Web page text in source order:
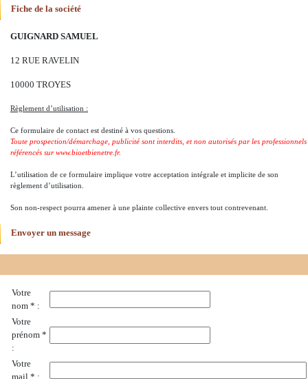
Fiche de la société
GUIGNARD SAMUEL
12 RUE RAVELIN
10000 TROYES
Règlement d’utilisation :
Ce formulaire de contact est destiné à vos questions.
Toute prospection/démarchage, publicité sont interdits, et non autorisés par les professionnels
référencés sur www.bioetbienetre.fr.
L’utilisation de ce formulaire implique votre acceptation intégrale et implicite de son
règlement d’utilisation.
Son non-respect pourra amener à une plainte collective envers tout contrevenant.
Envoyer un message
Votre
nom * :
Votre
prénom *
:
Votre
mail * :